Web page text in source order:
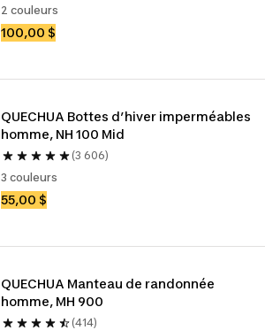
2 couleurs
100,00 $
QUECHUA Bottes d’hiver imperméables
homme, NH 100 Mid
(3 606)
3 couleurs
55,00 $
QUECHUA Manteau de randonnée
homme, MH 900
(414)